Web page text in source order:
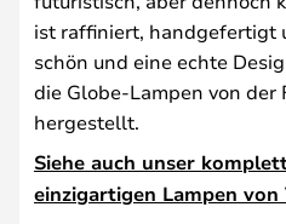
ist raffiniert, handgefertigt
schön und eine echte
die Globe-Lampen von der
hergestellt.
Siehe auch unser
einzigartigen Lampen von